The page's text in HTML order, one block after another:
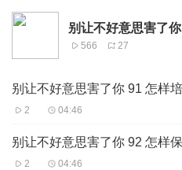
别让不好意思害了你
566 27
2 04:46
2 04:46